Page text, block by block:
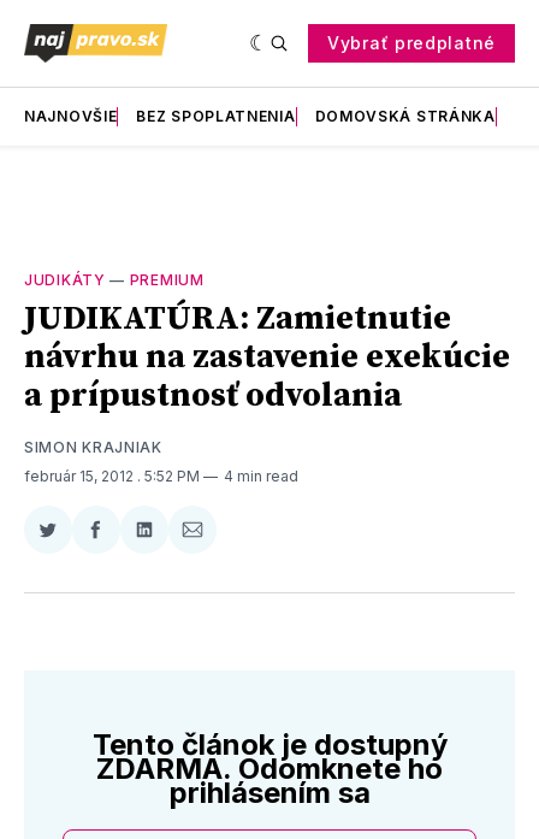
Vybrať predplatné
NAJNOVŠIE BEZ SPOPLATNENIA DOMOVSKÁ STRÁNKA
JUDIKÁTY — PREMIUM
JUDIKATÚRA: Zamietnutie
návrhu na zastavenie exekúcie
a prípustnosť odvolania
SIMON KRAJNIAK
február 15, 2012 . 5:52 PM 4 min read
Zdieľať
Twitter
Zdieľať
Facebooku
Zdieľať
LinkedIne
Zdieľať
E-
Tento článok je dostupný
ZDARMA. Odomknete ho
prihlásením sa